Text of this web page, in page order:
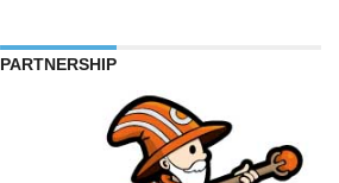
PARTNERSHIP